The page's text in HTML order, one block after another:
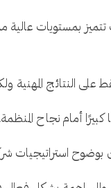
بمستويات عالية
النتائج المهنية
أمام نجاح المنظمة.